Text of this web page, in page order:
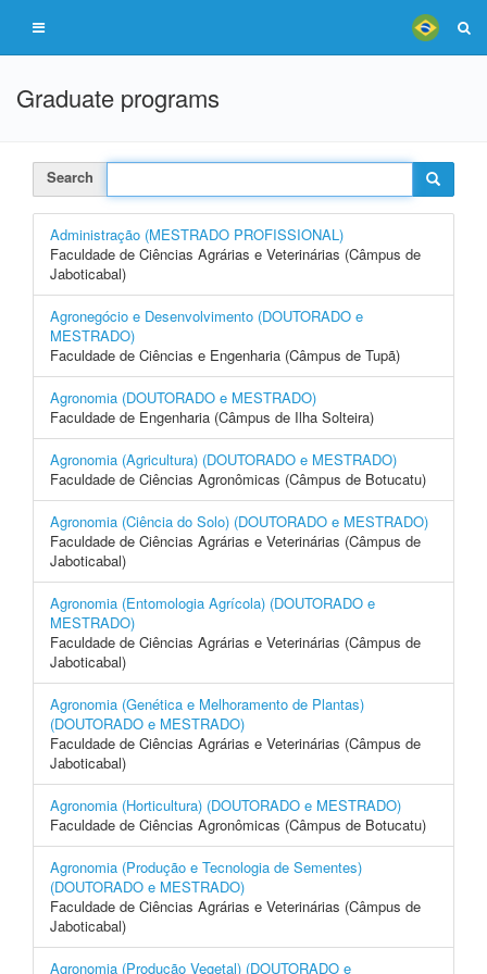
Graduate programs
Search
Administração (MESTRADO PROFISSIONAL)
Faculdade de Ciências Agrárias e Veterinárias (Câmpus de
Jaboticabal)
Agronegócio e Desenvolvimento (DOUTORADO e
MESTRADO)
Faculdade de Ciências e Engenharia (Câmpus de Tupã)
Agronomia (DOUTORADO e MESTRADO)
Faculdade de Engenharia (Câmpus de Ilha Solteira)
Agronomia (Agricultura) (DOUTORADO e MESTRADO)
Faculdade de Ciências Agronômicas (Câmpus de Botucatu)
Agronomia (Ciência do Solo) (DOUTORADO e MESTRADO)
Faculdade de Ciências Agrárias e Veterinárias (Câmpus de
Jaboticabal)
Agronomia (Entomologia Agrícola) (DOUTORADO e
MESTRADO)
Faculdade de Ciências Agrárias e Veterinárias (Câmpus de
Jaboticabal)
Agronomia (Genética e Melhoramento de Plantas)
(DOUTORADO e MESTRADO)
Faculdade de Ciências Agrárias e Veterinárias (Câmpus de
Jaboticabal)
Agronomia (Horticultura) (DOUTORADO e MESTRADO)
Faculdade de Ciências Agronômicas (Câmpus de Botucatu)
Agronomia (Produção e Tecnologia de Sementes)
(DOUTORADO e MESTRADO)
Faculdade de Ciências Agrárias e Veterinárias (Câmpus de
Jaboticabal)
Agronomia (Produção Vegetal) (DOUTORADO e